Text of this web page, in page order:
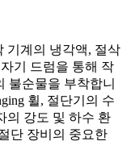
기계의 냉각액, 절삭
기 드럼을 통해 작
불순물을 부착합니
휠, 절단기의 수
의 강도 및 하수 환
단 장비의 중요한